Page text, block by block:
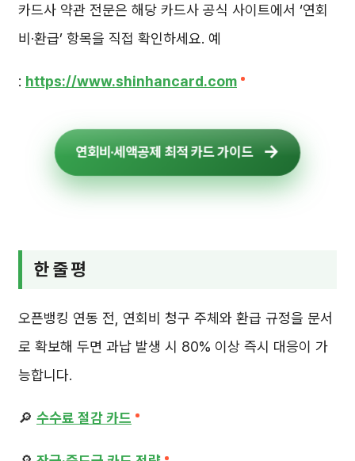
카드사 약관 전문은 해당 카드사 공식 사이트에서 ‘연회
비·환급’ 항목을 직접 확인하세요. 예
: https://www.shinhancard.com
연회비·세액공제 최적 카드 가이드
한 줄 평
오픈뱅킹 연동 전, 연회비 청구 주체와 환급 규정을 문서
로 확보해 두면 과납 발생 시 80% 이상 즉시 대응이 가
능합니다.
🔎 수수료 절감 카드